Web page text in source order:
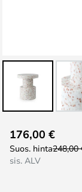
to
the
176,00 €
Suos. hinta248,00
sis. ALV